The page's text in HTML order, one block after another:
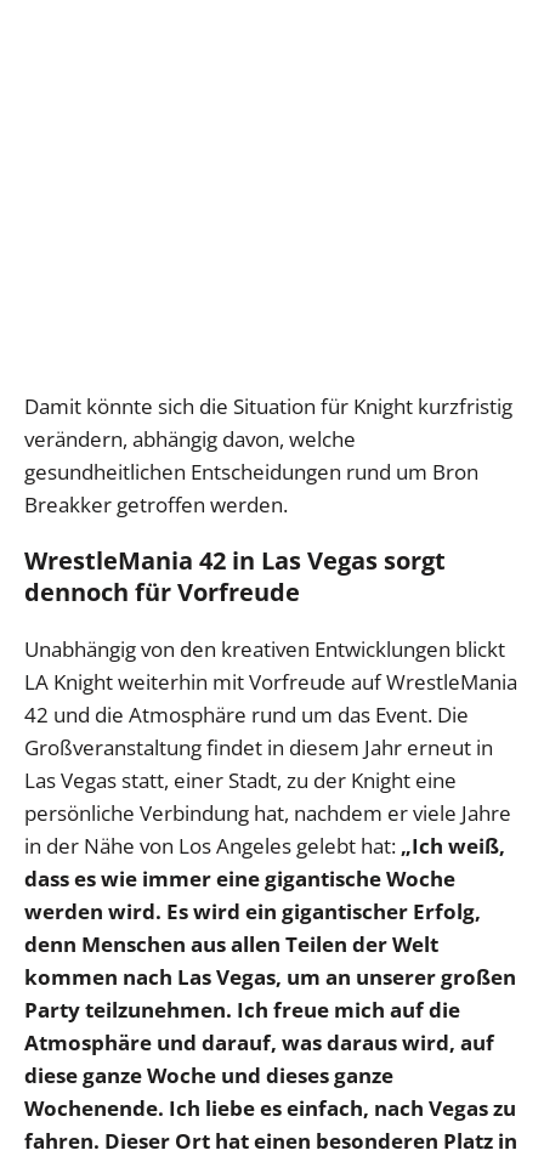
Damit könnte sich die Situation für Knight kurzfristig
verändern, abhängig davon, welche
gesundheitlichen Entscheidungen rund um Bron
Breakker getroffen werden.
WrestleMania 42 in Las Vegas sorgt
dennoch für Vorfreude
Unabhängig von den kreativen Entwicklungen blickt
LA Knight weiterhin mit Vorfreude auf WrestleMania
42 und die Atmosphäre rund um das Event. Die
Großveranstaltung findet in diesem Jahr erneut in
Las Vegas statt, einer Stadt, zu der Knight eine
persönliche Verbindung hat, nachdem er viele Jahre
in der Nähe von Los Angeles gelebt hat: „Ich weiß,
dass es wie immer eine gigantische Woche
werden wird. Es wird ein gigantischer Erfolg,
denn Menschen aus allen Teilen der Welt
kommen nach Las Vegas, um an unserer großen
Party teilzunehmen. Ich freue mich auf die
Atmosphäre und darauf, was daraus wird, auf
diese ganze Woche und dieses ganze
Wochenende. Ich liebe es einfach, nach Vegas zu
fahren. Dieser Ort hat einen besonderen Platz in